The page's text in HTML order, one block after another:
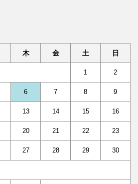
木 金 土 日
1 2
6 7 8 9
13 14 15 16
20 21 22 23
27 28 29 30